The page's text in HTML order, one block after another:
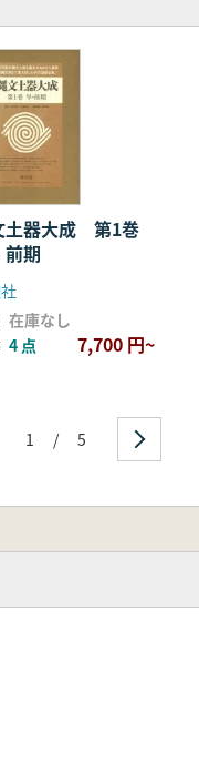
土器大成 第1巻
期
在庫なし
4 点 7,700 円~
1 / 5